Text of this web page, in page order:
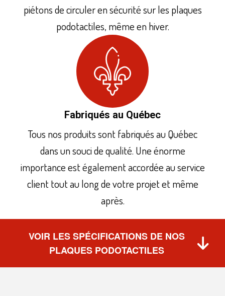
piétons de circuler en sécurité sur les plaques
podotactiles, même en hiver.
Fabriqués au Québec
Tous nos produits sont fabriqués au Québec
dans un souci de qualité. Une énorme
importance est également accordée au service
client tout au long de votre projet et même
après.
VOIR LES SPÉCIFICATIONS DE NOS
PLAQUES PODOTACTILES